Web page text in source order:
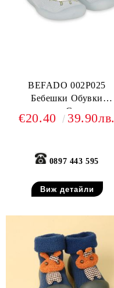
BEFADO 002P025
Бебешки Обувки
чорапчета, Светлосиви
€20.40 39.90лв.
0897 443 595
Виж детайли